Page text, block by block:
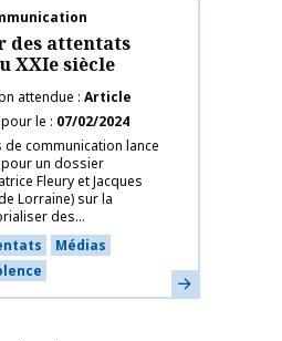
des attentats
XXIe siècle
attendue Article
le
07/02/2024
communication lance
un dossier
Fleury et Jacques
Lorraine) sur la
des...
Médias
En savoir plus